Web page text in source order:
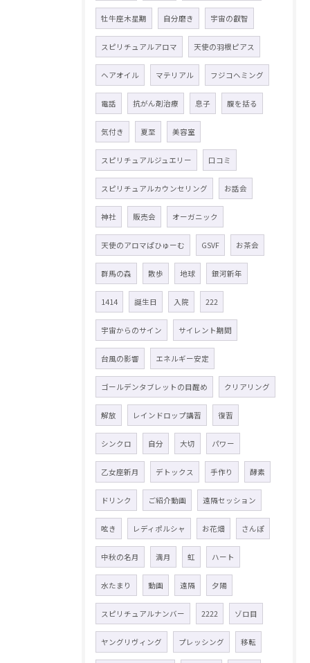
牡牛座木星期 自分磨き 宇宙の叡智
スピリチュアルアロマ 天使の羽根ピアス
ヘアオイル マテリアル フジコヘミング
電話 抗がん剤治療 息子 腹を括る
気付き 夏至 美容室
スピリチュアルジュエリー 口コミ
スピリチュアルカウンセリング お話会
神社 販売会 オーガニック
天使のアロマぱひゅーむ GSVF お茶会
群馬の森 散歩 地球 銀河新年
1414 誕生日 入院 222
宇宙からのサイン サイレント期間
台風の影響 エネルギー安定
ゴールデンタブレットの目醒め クリアリング
解放 レインドロップ講習 復習
シンクロ 自分 大切 パワー
乙女座新月 デトックス 手作り 酵素
ドリンク ご紹介動画 遠隔セッション
呟き レディポルシャ お花畑 さんぽ
中秋の名月 満月 虹 ハート
水たまり 動画 遠隔 夕陽
スピリチュアルナンバー 2222 ゾロ目
ヤングリヴィング プレッシング 移転